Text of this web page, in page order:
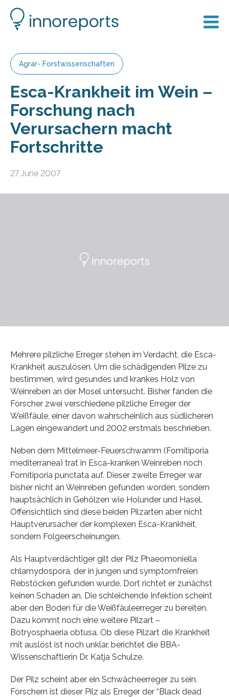
Agrar- Forstwissenschaften
Esca-Krankheit im Wein –
Forschung nach
Verursachern macht
Fortschritte
27 June 2007
Mehrere pilzliche Erreger stehen im Verdacht, die Esca-
Krankheit auszulösen. Um die schädigenden Pilze zu
bestimmen, wird gesundes und krankes Holz von
Weinreben an der Mosel untersucht. Bisher fanden die
Forscher zwei verschiedene pilzliche Erreger der
Weißfäule, einer davon wahrscheinlich aus südlicheren
Lagen eingewandert und 2002 erstmals beschrieben.
Neben dem Mittelmeer-Feuerschwamm (Fomitiporia
mediterranea) trat in Esca-kranken Weinreben noch
Fomitiporia punctata auf. Dieser zweite Erreger war
bisher nicht an Weinreben gefunden worden, sondern
hauptsächlich in Gehölzen wie Holunder und Hasel.
Offensichtlich sind diese beiden Pilzarten aber nicht
Hauptverursacher der komplexen Esca-Krankheit,
sondern Folgeerscheinungen.
Als Hauptverdächtiger gilt der Pilz Phaeomoniella
chlamydospora, der in jungen und symptomfreien
Rebstöcken gefunden wurde. Dort richtet er zunächst
keinen Schaden an. Die schleichende Infektion scheint
aber den Boden für die Weißfäuleerreger zu bereiten.
Dazu kommt noch eine weitere Pilzart –
Botryosphaeria obtusa. Ob diese Pilzart die Krankheit
mit auslöst ist noch unklar, berichtet die BBA-
Wissenschaftlerin Dr. Katja Schulze.
Der Pilz scheint aber ein Schwächeerreger zu sein.
Forschern ist dieser Pilz als Erreger der “Black dead